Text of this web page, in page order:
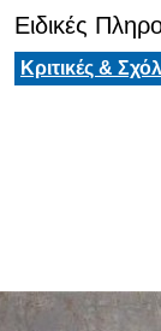
Ειδικές
Κριτικές &